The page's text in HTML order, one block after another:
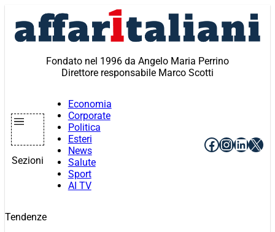
contenuto
Fondato nel 1996 da Angelo Maria Perrino
Direttore responsabile Marco Scotti
Sezioni
Economia
Corporate
Politica
Esteri
News
Salute
Sport
AI TV
Facebook
X
Tendenze